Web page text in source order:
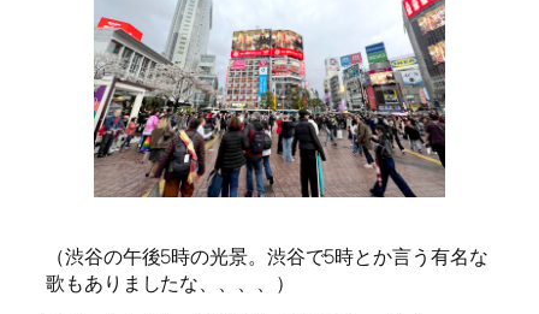
（渋谷の午後5時の光景。渋谷で5時とか言う有名な
歌もありましたな、、、、）